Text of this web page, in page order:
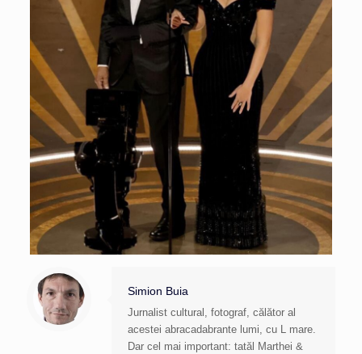
Simion Buia
Jurnalist cultural, fotograf, călător al
acestei abracadabrante lumi, cu L mare.
Dar cel mai important: tatăl Marthei &